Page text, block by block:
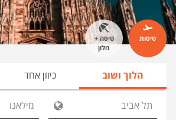
טיסות
טיסה +
מלון
הלוך ושוב כיוון אחד